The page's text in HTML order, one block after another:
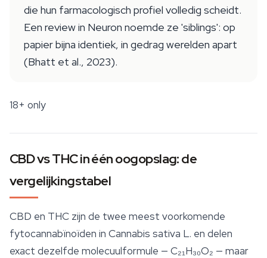
die hun farmacologisch profiel volledig scheidt.
Een review in Neuron noemde ze 'siblings': op
papier bijna identiek, in gedrag werelden apart
(Bhatt et al., 2023).
18+ only
CBD vs THC in één oogopslag: de
vergelijkingstabel
CBD en THC zijn de twee meest voorkomende
fytocannabïnoïden in Cannabis sativa L. en delen
exact dezelfde molecuulformule — C₂₁H₃₀O₂ — maar